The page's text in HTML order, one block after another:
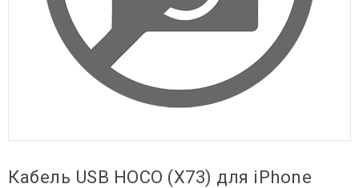
Кабель USB HOCO (X73) для iPhone